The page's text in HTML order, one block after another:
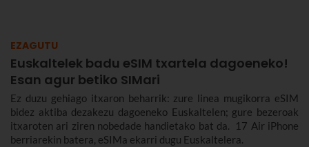
EZAGUTU
Euskaltelek badu eSIM txartela dagoeneko!
Esan agur betiko SIMari
Ez duzu gehiago itxaron beharrik: zure linea mugikorra eSIM
bidez aktiba dezakezu dagoeneko Euskaltelen; gure bezeroak
itxaroten ari ziren nobedade handietako bat da. 17 Air iPhone
berriarekin batera, eSIMa ekarri dugu Euskaltelera.